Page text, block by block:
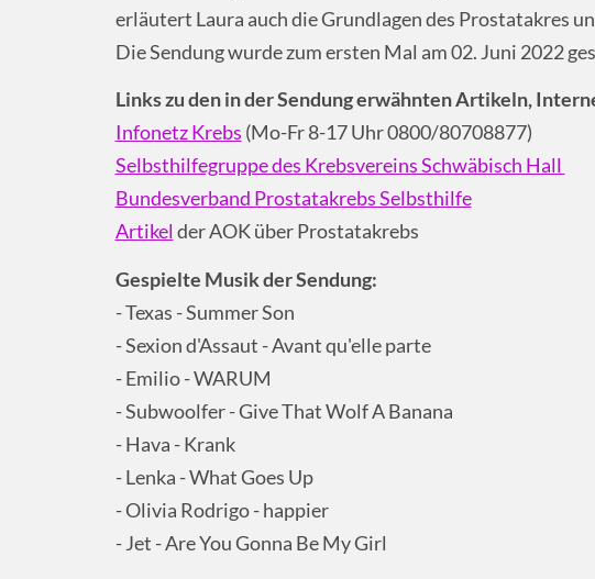
erläutert Laura auch die Grundlagen des Prostatakres
Die Sendung wurde zum ersten Mal am 02. Juni 2022
Links zu den in der Sendung erwähnten Artikeln,
Infonetz Krebs (Mo-Fr 8-17 Uhr 0800/80708877)
Selbsthilfegruppe des Krebsvereins Schwäbisch Hall
Bundesverband Prostatakrebs Selbsthilfe
Artikel der AOK über Prostatakrebs
Gespielte Musik der Sendung:
- Texas - Summer Son
- Sexion d'Assaut - Avant qu'elle parte
- Emilio - WARUM
- Subwoolfer - Give That Wolf A Banana
- Hava - Krank
- Lenka - What Goes Up
- Olivia Rodrigo - happier
- Jet - Are You Gonna Be My Girl